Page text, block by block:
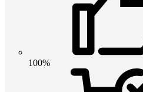
100%